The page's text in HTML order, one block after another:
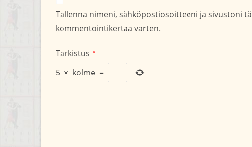
käyttäjätunnuksesi
kommentoidaksesi
Tallenna nimeni, sähköpostiosoitteeni ja sivustoni
kommentointikertaa varten.
Tarkistus *
5 × kolme =